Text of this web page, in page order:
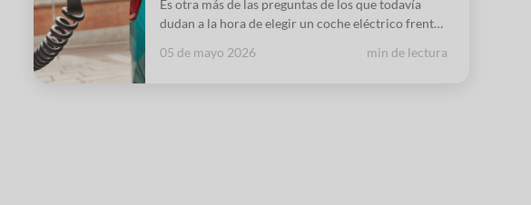
Es otra más de las preguntas de los que todavía
dudan a la hora de elegir un coche eléctrico frente
05 de mayo 2026 min de lectura